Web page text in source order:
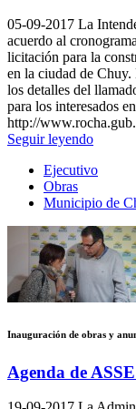
05-09-2017 La
acuerdo al
licitación para la
en la ciudad de
los detalles del
para los interesados
http://
Seguir leyendo
Ejecutivo
Obras
Municipio de
Inauguración de obras y
Agenda de